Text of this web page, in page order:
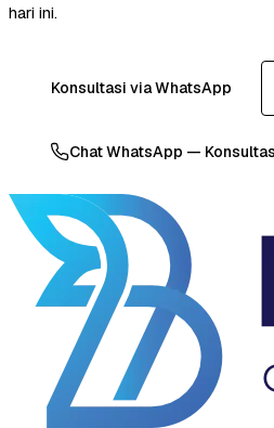
hari ini.
Konsultasi via WhatsApp
Chat WhatsApp —